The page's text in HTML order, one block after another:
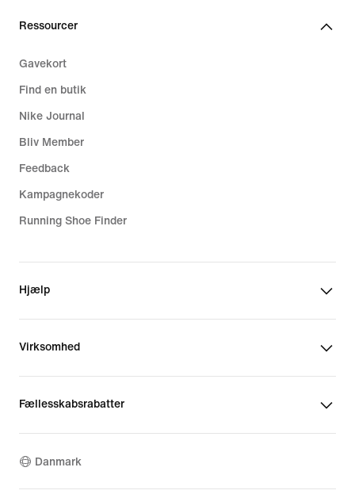
Ressourcer
Gavekort
Find en butik
Nike Journal
Bliv Member
Feedback
Kampagnekoder
Running Shoe Finder
Hjælp
Virksomhed
Fællesskabsrabatter
Danmark